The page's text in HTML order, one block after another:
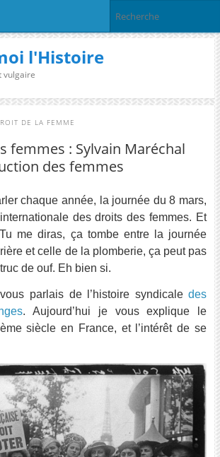
l'Histoire
vulgaire
DE LA FEMME
femmes : Sylvain Maréchal
des femmes
chaque année, la journée du 8 mars,
des droits des femmes. Et
me diras, ça tombe entre la journée
et celle de la plomberie, ça peut pas
de ouf. Eh bien si.
vous parlais de l’histoire syndicaledes
. Aujourd’hui je vous explique le
siècle en France, et l’intérêt de se